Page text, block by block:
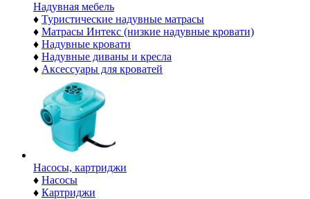
Надувная мебель
♦ Туристические надувные матрасы
♦ Матрасы Интекс (низкие надувные кровати)
♦ Надувные кровати
♦ Надувные диваны и кресла
♦ Аксессуары для кроватей
Насосы, картриджи
♦ Насосы
♦ Картриджи